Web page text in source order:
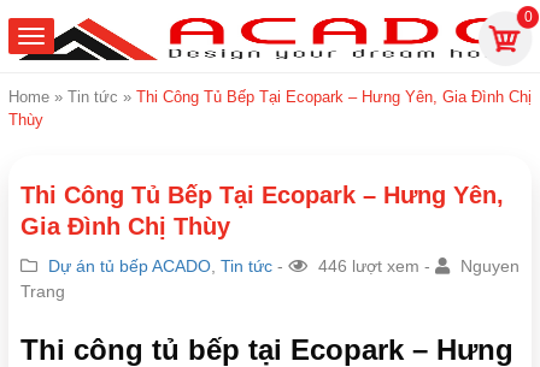
0
Home » Tin tức » Thi Công Tủ Bếp Tại Ecopark – Hưng Yên, Gia Đình Chị
Thùy
Thi Công Tủ Bếp Tại Ecopark – Hưng Yên,
Gia Đình Chị Thùy
Dự án tủ bếp ACADO Tin tức - 446 lượt xem -
Nguyen
Trang
Thi công tủ bếp tại Ecopark – Hưng